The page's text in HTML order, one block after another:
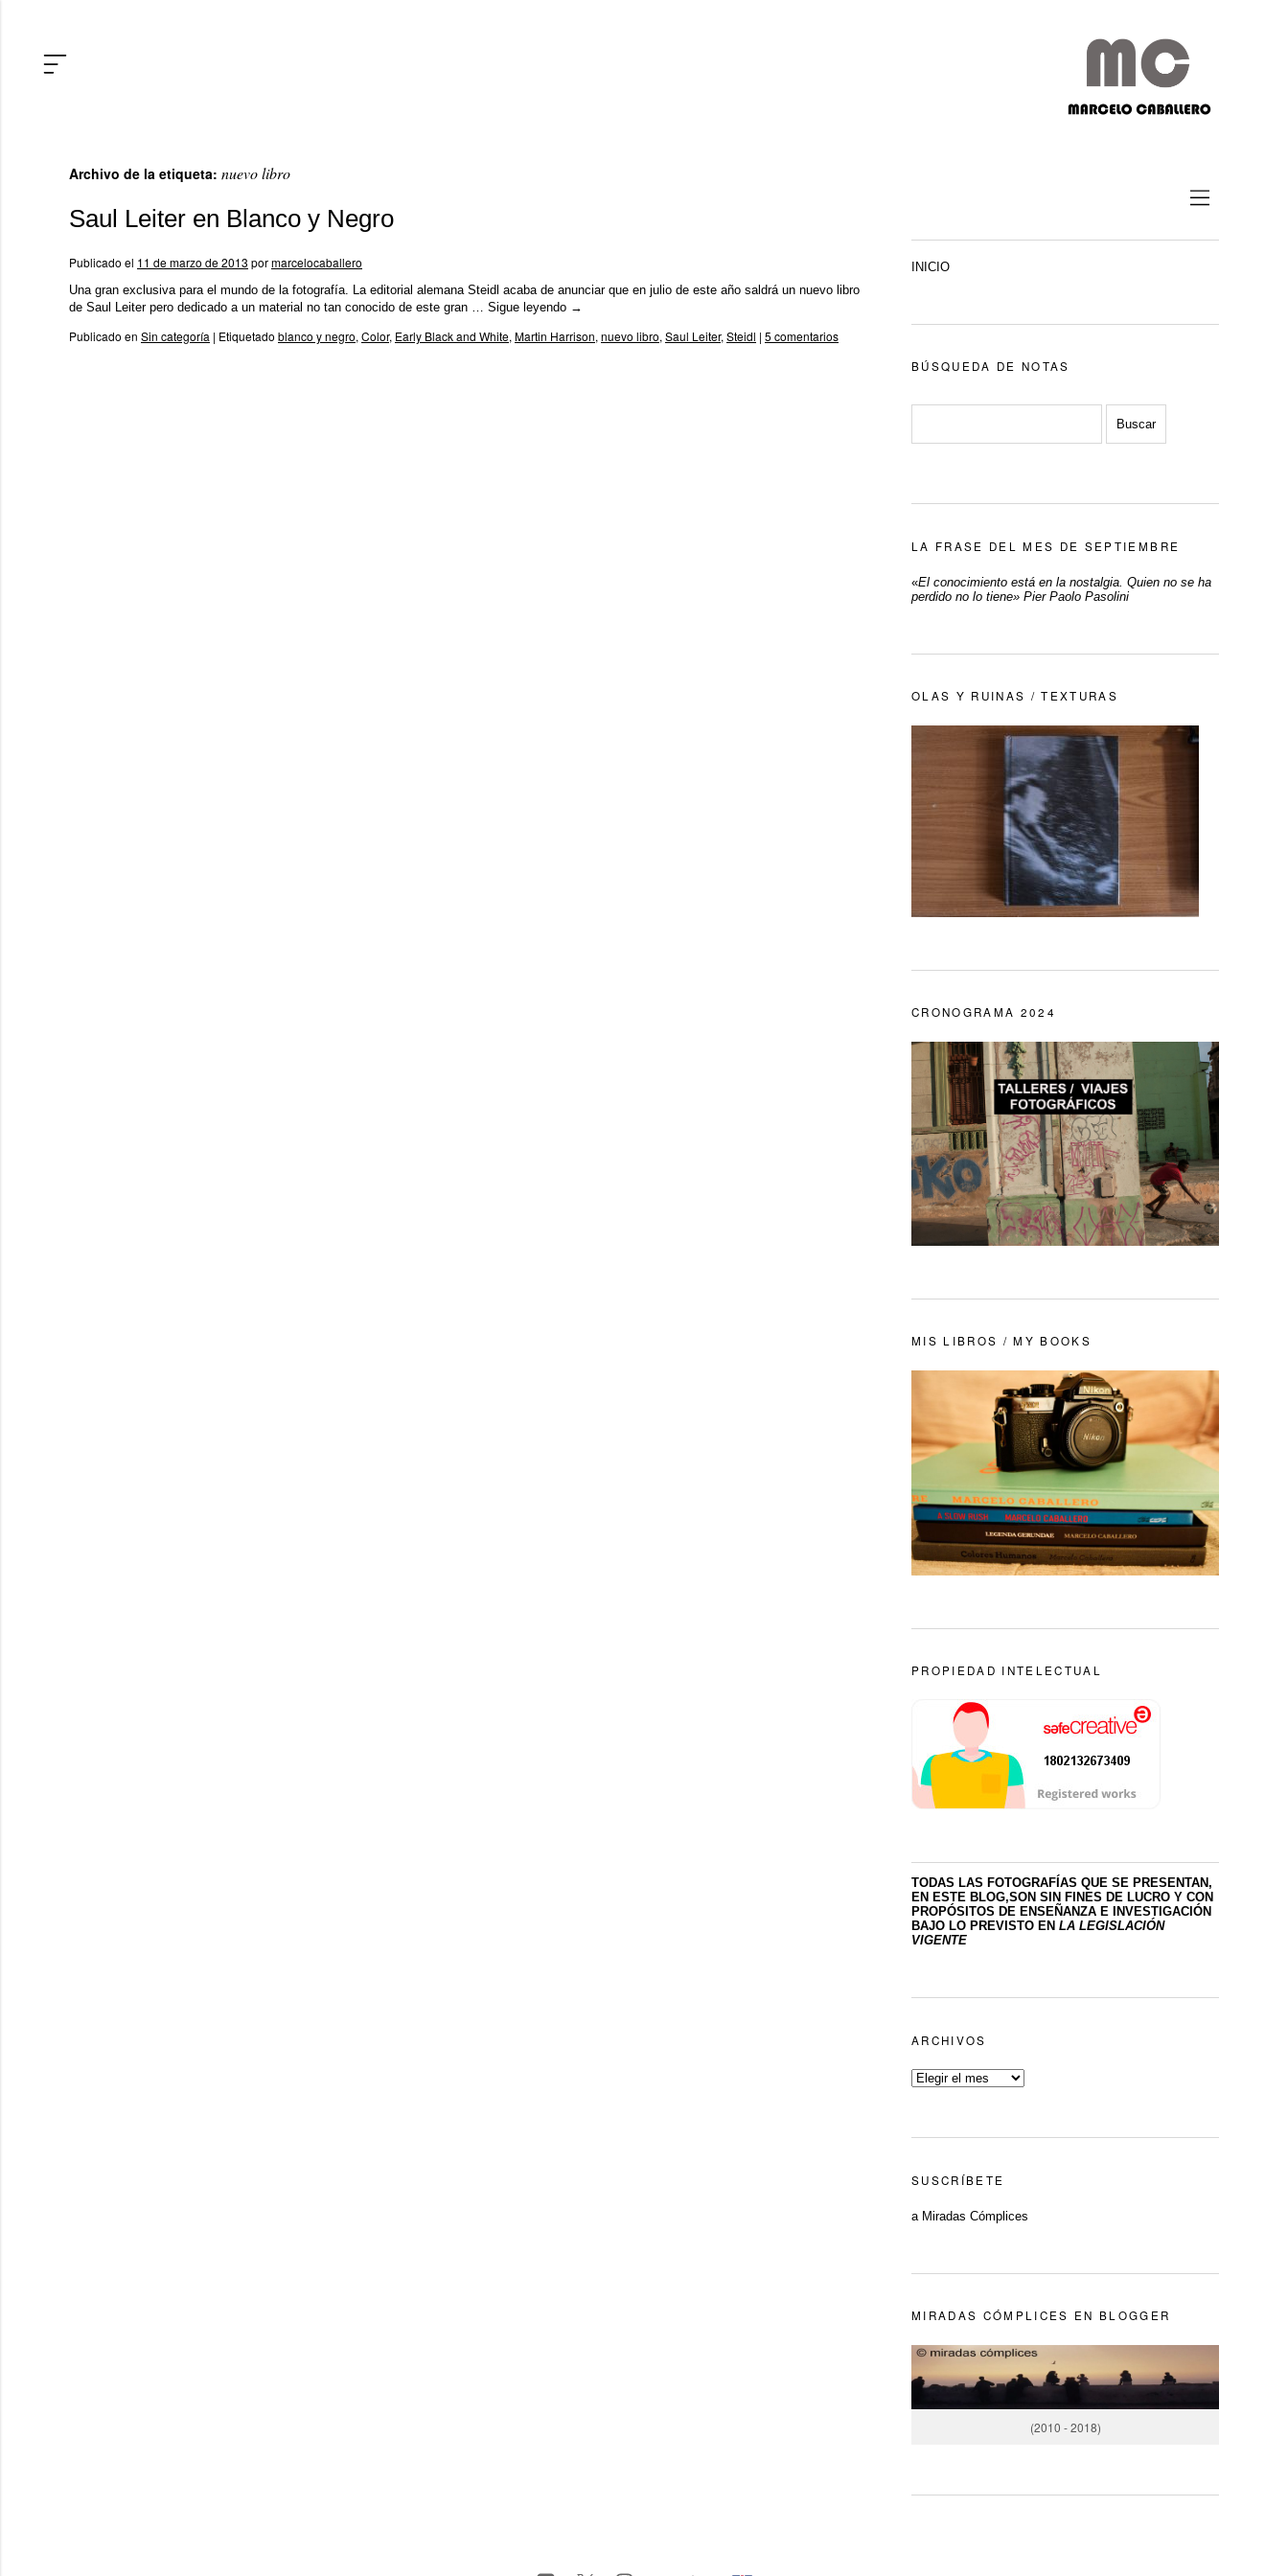
Archivo de la etiqueta: nuevo libro
Saul Leiter en Blanco y Negro
Publicado el 11 de marzo de 2013 pormarcelocaballero
Una gran exclusiva para el mundo de la fotografía. La editorial alemana Steidl acaba de anunciar que en julio de este año saldrá un nuevo libro
de Saul Leiter pero dedicado a un material no tan conocido de este gran … Sigue leyendo →
Publicado en Sin categoría | Etiquetado blanco y negro, Color, Early Black and White, Martin Harrison, nuevo libro, Saul Leiter, Steidl | 5 comentarios
INICIO
BÚSQUEDA DE NOTAS
LA FRASE DEL MES DE SEPTIEMBRE
«El conocimiento está en la nostalgia. Quien no se ha
perdido no lo tiene» Pier Paolo Pasolini
OLAS Y RUINAS / TEXTURAS
CRONOGRAMA 2024
MIS LIBROS / MY BOOKS
PROPIEDAD INTELECTUAL
TODAS LAS FOTOGRAFÍAS QUE SE PRESENTAN,
EN ESTE BLOG,SON SIN FINES DE LUCRO Y CON
PROPÓSITOS DE ENSEÑANZA E INVESTIGACIÓN
BAJO LO PREVISTO EN LA LEGISLACIÓN
VIGENTE
ARCHIVOS
SUSCRÍBETE
a Miradas Cómplices
MIRADAS CÓMPLICES EN BLOGGER
(2010 - 2018)